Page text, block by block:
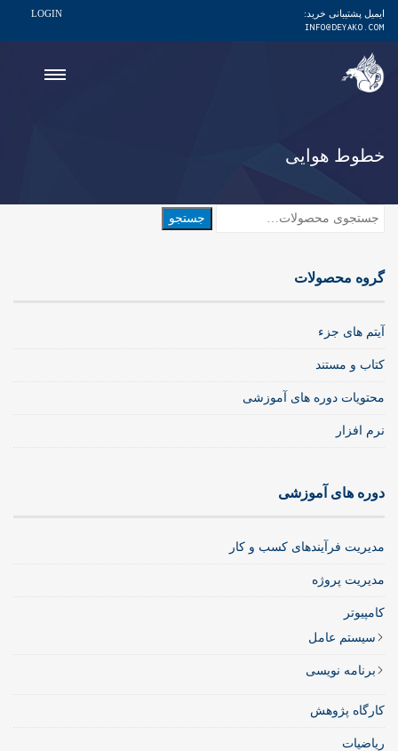
ایمیل پشتیبانی خرید:
INFO@DEYAKO.COM
LOGIN
خطوط هوایی
جستجو
گروه محصولات
آیتم های جزء
کتاب و مستند
محتویات دوره های آموزشی
نرم افزار
دوره های آموزشی
مدیریت فرآیندهای کسب و کار
مدیریت پروژه
کامپیوتر
سیستم عامل
برنامه نویسی
کارگاه پژوهش
ریاضیات